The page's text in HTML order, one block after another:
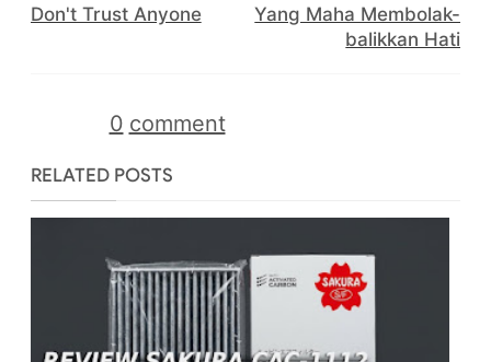
Yang Maha Membolak-
balikkan Hati
Don't Trust Anyone
0 comment
RELATED POSTS